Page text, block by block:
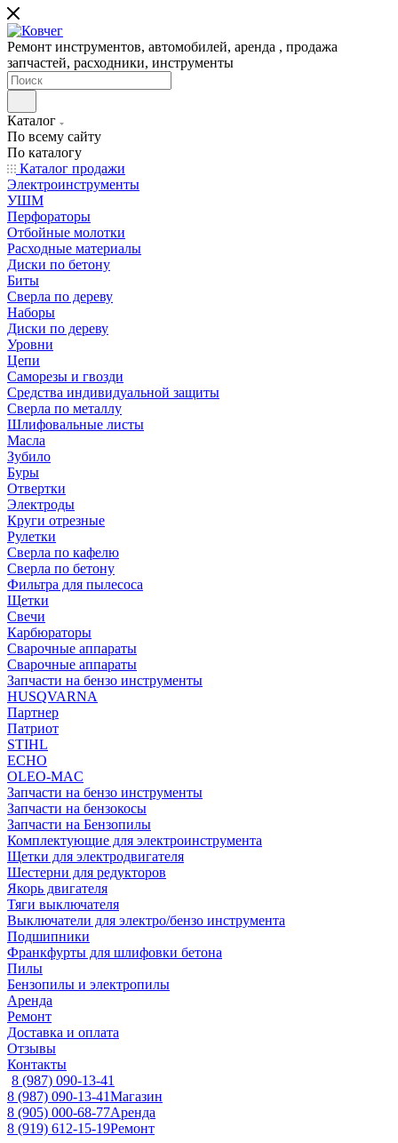
Ремонт инструментов, автомобилей, аренда , продажа
запчастей, расходники, инструменты
Каталог
По всему сайту
По каталогу
Каталог продажи
Электроинструменты
УШМ
Перфораторы
Отбойные молотки
Расходные материалы
Диски по бетону
Биты
Сверла по дереву
Наборы
Диски по дереву
Уровни
Цепи
Саморезы и гвозди
Средства индивидуальной защиты
Сверла по металлу
Шлифовальные листы
Масла
Зубило
Буры
Отвертки
Электроды
Круги отрезные
Рулетки
Сверла по кафелю
Сверла по бетону
Фильтра для пылесоса
Щетки
Свечи
Карбюраторы
Сварочные аппараты
Сварочные аппараты
Запчасти на бензо инструменты
HUSQVARNA
Партнер
Патриот
STIHL
ECHO
OLEO-MAC
Запчасти на бензо инструменты
Запчасти на бензокосы
Запчасти на Бензопилы
Комплектующие для электроинструмента
Щетки для электродвигателя
Шестерни для редукторов
Якорь двигателя
Тяги выключателя
Выключатели для электро/бензо инструмента
Подшипники
Франкфурты для шлифовки бетона
Пилы
Бензопилы и электропилы
Аренда
Ремонт
Доставка и оплата
Отзывы
Контакты
8 (987) 090-13-41
8 (987) 090-13-41Магазин
8 (905) 000-68-77Аренда
8 (919) 612-15-19Ремонт